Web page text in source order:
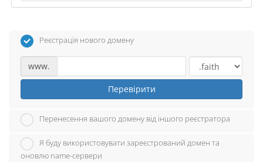
Реєстрація нового домену
www.
Перевірити
Перенесення вашого домену від іншого реєстратора
Я буду використовувати зареєстрований домен та
оновлю name-сервери